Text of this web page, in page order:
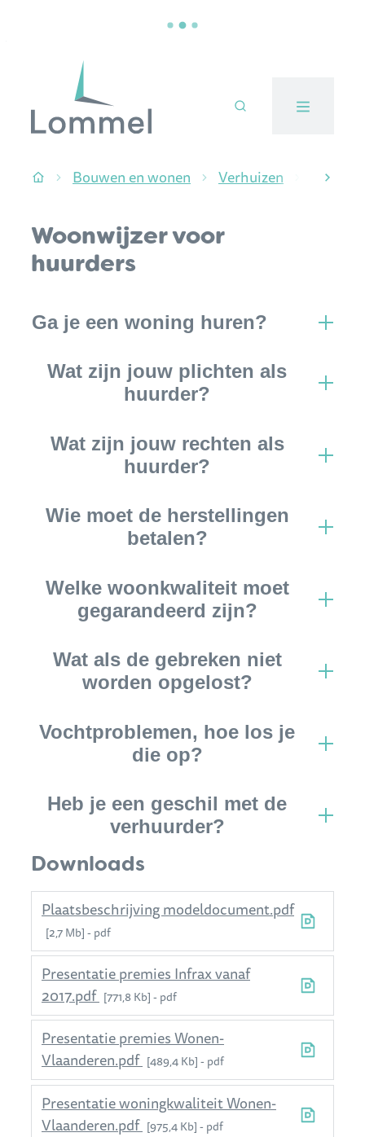
Naar inhoud
Stad Lommel
StartpaginaBouwen en wonen Verhuizen
Woonwijzer voor
huurders
Inhoud
Ga je een woning huren?
Wat zijn jouw plichten als
huurder?
Wat zijn jouw rechten als
huurder?
Wie moet de herstellingen
betalen?
Welke woonkwaliteit moet
gegarandeerd zijn?
Wat als de gebreken niet
worden opgelost?
Vochtproblemen, hoe los je
die op?
Heb je een geschil met de
verhuurder?
Downloads
Plaatsbeschrijving modeldocument.pdf
2,7 Mb pdf
Presentatie premies Infrax vanaf
2017.pdf 771,8 Kb pdf
Presentatie premies Wonen-
Vlaanderen.pdf 489,4 Kb pdf
Presentatie woningkwaliteit Wonen-
Vlaanderen.pdf 975,4 Kb pdf